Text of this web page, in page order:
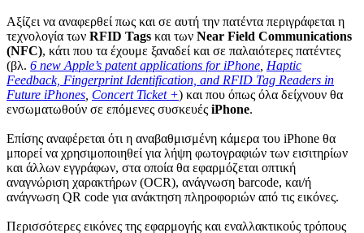
Αξίζει να αναφερθεί πως και σε αυτή την πατέντα περιγράφεται η
τεχνολογία των RFID Tags και των Near Field Communications
(NFC), κάτι που τα έχουμε ξαναδεί και σε παλαιότερες πατέντες
(βλ. 6 new Apple’s patent applications for iPhone Haptic
Feedback, Fingerprint Identification, and RFID Tag Readers in
Future iPhones Concert Ticket +) και που όπως όλα δείχνουν θα
ενσωματωθούν σε επόμενες συσκευές iPhone.
Eπίσης αναφέρεται ότι η αναβαθμισμένη κάμερα του iPhone θα
μπορεί να χρησιμοποιηθεί για λήψη φωτογραφιών των εισιτηρίων
και άλλων εγγράφων, στα οποία θα εφαρμόζεται οπτική
αναγνώριση χαρακτήρων (OCR), ανάγνωση barcode, και/ή
ανάγνωση QR code για ανάκτηση πληροφοριών από τις εικόνες.
Περισσότερες εικόνες της εφαρμογής και εναλλακτικούς τρόπους